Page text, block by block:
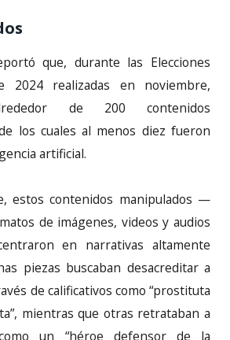
que, durante las Elecciones
2024 realizadas en noviembre,
de 200 contenidos
los cuales al menos diez fueron
artificial.
estos contenidos manipulados —
de imágenes, videos y audios
en narrativas altamente
piezas buscaban desacreditar a
de calificativos como “prostituta
mientras que otras retrataban a
un “héroe defensor de la